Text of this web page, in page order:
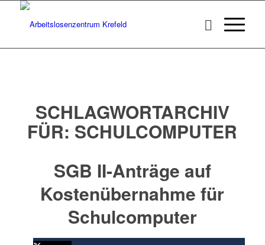
SCHLAGWORTARCHIV
FÜR: SCHULCOMPUTER
SGB II-Anträge auf
Kostenübernahme für
Schulcomputer